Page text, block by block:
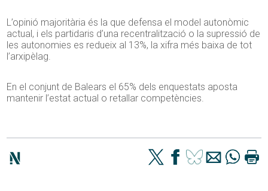
L’opinió majoritària és la que defensa el model autonòmic
actual, i els partidaris d’una recentralització o la supressió de
les autonomies es redueix al 13%, la xifra més baixa de tot
l’arxipèlag.
En el conjunt de Balears el 65% dels enquestats aposta
mantenir l’estat actual o retallar competències.